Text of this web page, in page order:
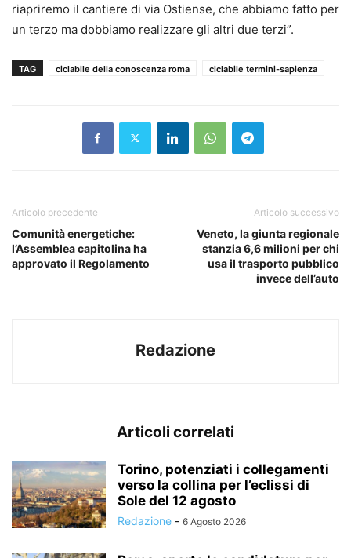
riapriremo il cantiere di via Ostiense, che abbiamo fatto per
un terzo ma dobbiamo realizzare gli altri due terzi”.
TAG ciclabile della conoscenza roma ciclabile termini-sapienza
Articolo precedente
Comunità energetiche:
l’Assemblea capitolina ha
approvato il Regolamento
Articolo successivo
Veneto, la giunta regionale
stanzia 6,6 milioni per chi
usa il trasporto pubblico
invece dell’auto
Redazione
Articoli correlati
Torino, potenziati i collegamenti
verso la collina per l’eclissi di
Sole del 12 agosto
Redazione - 6 Agosto 2026